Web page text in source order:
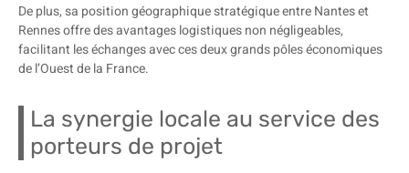
De plus, sa position géographique stratégique entre Nantes et
Rennes offre des avantages logistiques non négligeables,
facilitant les échanges avec ces deux grands pôles économiques
de l’Ouest de la France.
La synergie locale au service des
porteurs de projet